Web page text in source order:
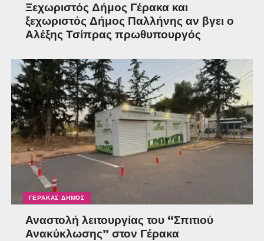
Ξεχωριστός Δήμος Γέρακα και
ξεχωριστός Δήμος Παλλήνης αν βγει ο
Αλέξης Τσίπρας πρωθυπουργός
ΓΈΡΑΚΑΣ ΔΉΜΟΣ
Αναστολή λειτουργίας του “Σπιτιού
Ανακύκλωσης” στον Γέρακα